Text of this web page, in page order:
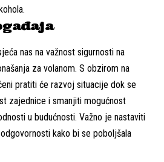
nas na važnost sigurnosti na
za volanom. S obzirom na
pratiti će razvoj situacije dok se
zajednice i smanjiti mogućnost
u budućnosti. Važno je nastaviti
kako bi se poboljšala